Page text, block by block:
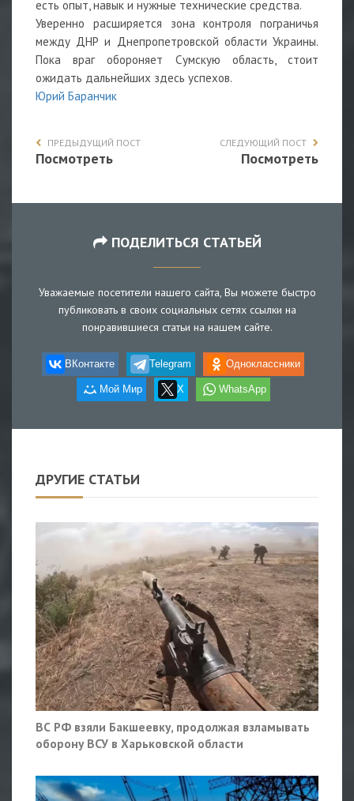
есть опыт, навык и нужные технические средства.
Уверенно расширяется зона контроля пограничья
между ДНР и Днепропетровской области Украины.
Пока враг обороняет Сумскую область, стоит
ожидать дальнейших здесь успехов.
Юрий Баранчик
ПРЕДЫДУЩИЙ ПОСТ
Посмотреть
СЛЕДУЮЩИЙ ПОСТ
Посмотреть
ПОДЕЛИТЬСЯ СТАТЬЕЙ
Уважаемые посетители нашего сайта, Вы можете быстро
публиковать в своих социальных сетях ссылки на
понравившиеся статьи на нашем сайте.
ВКонтакте Telegram Одноклассники
Мой Мир X WhatsApp
ДРУГИЕ СТАТЬИ
ВС РФ взяли Бакшеевку, продолжая взламывать
оборону ВСУ в Харьковской области